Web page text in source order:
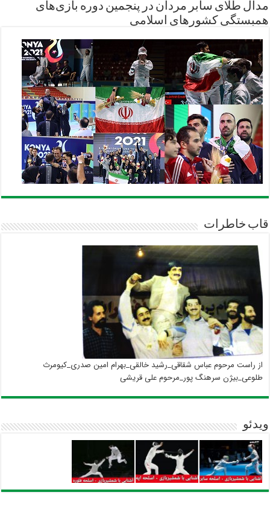
مدال طلای سابر مردان در پنجمین دوره بازی‌های
همبستگی کشورهای اسلامی
قاب خاطرات
از راست مرحوم عباس شقاقی_رشید خالقی_بهرام امین صدری_کیومرث
طلوعی_بیژن سرهنگ پور_مرحوم علی قریشی
ویدئو